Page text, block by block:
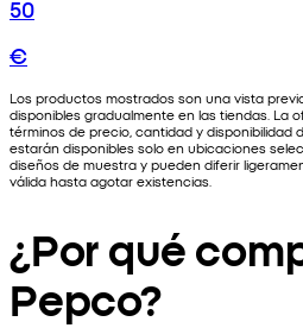
50
€
Los productos mostrados son una vista
disponibles gradualmente en las tiendas. La
términos de precio, cantidad y disponibilidad
estarán disponibles solo en ubicaciones
diseños de muestra y pueden diferir
válida hasta agotar existencias.
¿Por qué
Pepco?